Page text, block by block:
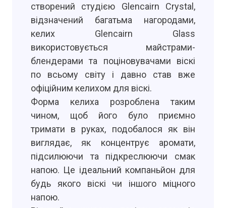
створений студією Glencairn Crystal,
відзначений багатьма нагородами,
келих Glencairn Glass
використовується майстрами-
блендерами та поціновувачами віскі
по всьому світу і давно став вже
офіційним келихом для віскі.
Форма келиха розроблена таким
чином, щоб його було приємно
тримати в руках, подобалося як він
виглядає, як концентрує аромати,
підсилюючи та підкреслюючи смак
напою. Це ідеальний компаньйон для
будь якого віскі чи іншого міцного
напою.